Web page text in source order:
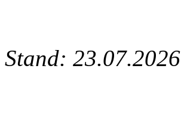
Stand: 23.07.2026